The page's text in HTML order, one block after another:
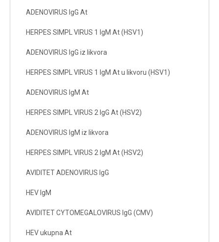
ADENOVIRUS IgG At
HERPES SIMPL VIRUS 1 IgM At (HSV1)
ADENOVIRUS IgG iz likvora
HERPES SIMPL VIRUS 1 IgM At u likvoru (HSV1)
ADENOVIRUS IgM At
HERPES SIMPL VIRUS 2 IgG At (HSV2)
ADENOVIRUS IgM iz likvora
HERPES SIMPL VIRUS 2 IgM At (HSV2)
AVIDITET ADENOVIRUS IgG
HEV IgM
AVIDITET CYTOMEGALOVIRUS IgG (CMV)
HEV ukupna At